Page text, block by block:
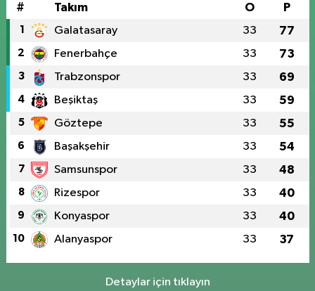
# Takım O P
1 Galatasaray 33 77
2 Fenerbahçe 33 73
3 Trabzonspor 33 69
4 Beşiktaş 33 59
5 Göztepe 33 55
6 Başakşehir 33 54
7 Samsunspor 33 48
8 Rizespor 33 40
9 Konyaspor 33 40
10 Alanyaspor 33 37
Detaylar için tıklayın